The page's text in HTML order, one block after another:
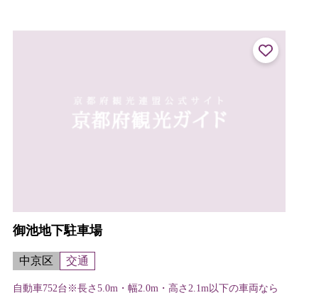
御池地下駐車場
中京区 交通
自動車752台※長さ5.0m・幅2.0m・高さ2.1m以下の車両なら